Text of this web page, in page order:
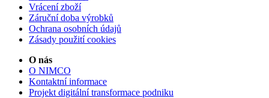
Vrácení zboží
Záruční doba výrobků
Ochrana osobních údajů
Zásady použití cookies
O nás
O NIMCO
Kontaktní informace
Projekt digitální transformace podniku